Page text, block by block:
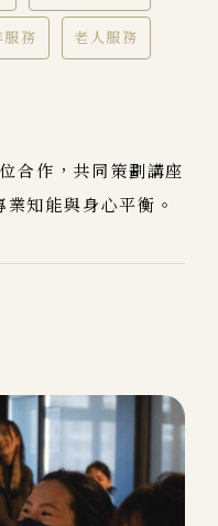
務 老人服務
合作，共同策劃講座
知能與身心平衡。